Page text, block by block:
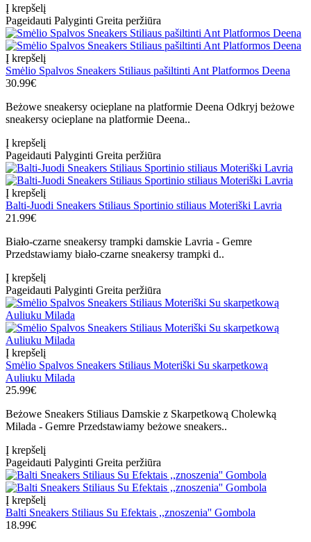
Į krepšelį
Pageidauti Palyginti Greita peržiūra
Į krepšelį
Smėlio Spalvos Sneakers Stiliaus pašiltinti Ant Platformos Deena
30.99€
Beżowe sneakersy ocieplane na platformie Deena Odkryj beżowe
sneakersy ocieplane na platformie Deena..
Į krepšelį
Pageidauti Palyginti Greita peržiūra
Į krepšelį
Balti-Juodi Sneakers Stiliaus Sportinio stiliaus Moteriški Lavria
21.99€
Biało-czarne sneakersy trampki damskie Lavria - Gemre
Przedstawiamy biało-czarne sneakersy trampki d..
Į krepšelį
Pageidauti Palyginti Greita peržiūra
Į krepšelį
Smėlio Spalvos Sneakers Stiliaus Moteriški Su skarpetkową
Auliuku Milada
25.99€
Beżowe Sneakers Stiliaus Damskie z Skarpetkową Cholewką
Milada - Gemre Przedstawiamy beżowe sneakers..
Į krepšelį
Pageidauti Palyginti Greita peržiūra
Į krepšelį
Balti Sneakers Stiliaus Su Efektais ,,znoszenia'' Gombola
18.99€